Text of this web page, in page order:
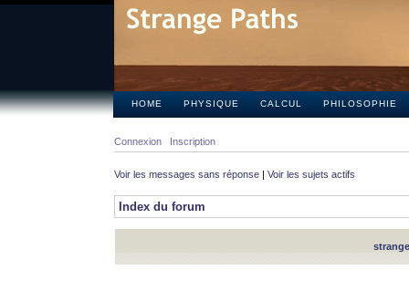
HOME PHYSIQUE CALCUL PHILOSOPHIE
Connexion Inscription
Voir les messages sans réponse | Voir les sujets actifs
Index du forum